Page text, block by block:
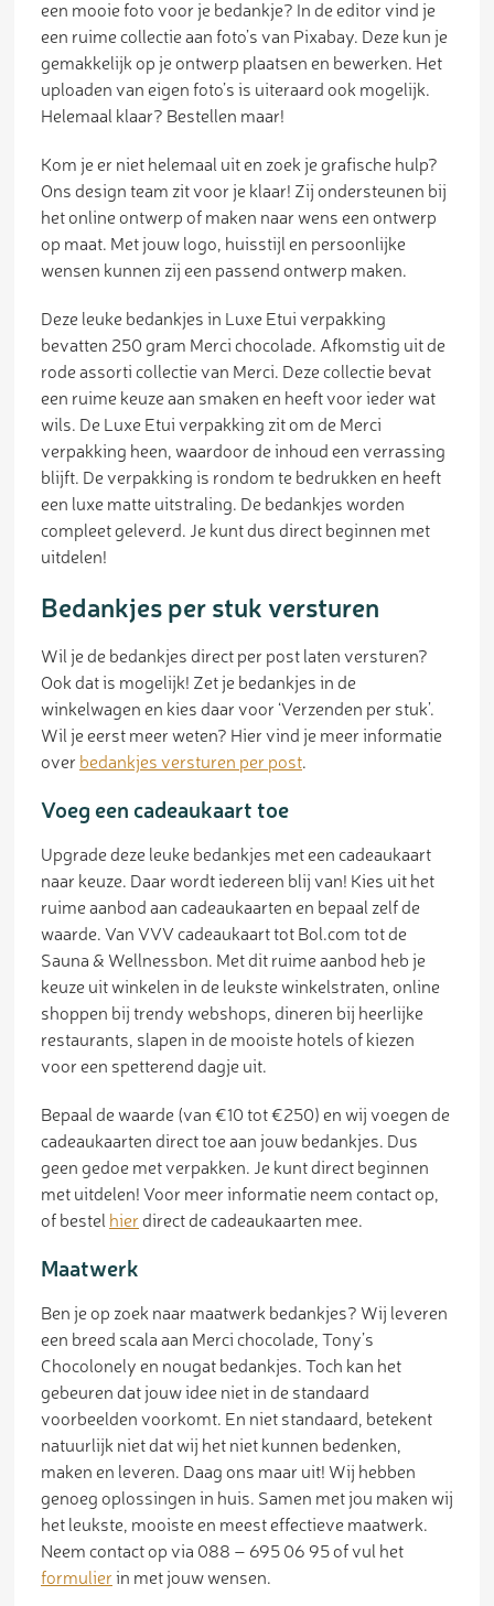
een mooie foto voor je bedankje? In de editor vind je
een ruime collectie aan foto’s van Pixabay. Deze kun je
gemakkelijk op je ontwerp plaatsen en bewerken. Het
uploaden van eigen foto’s is uiteraard ook mogelijk.
Helemaal klaar? Bestellen maar!
Kom je er niet helemaal uit en zoek je grafische hulp?
Ons design team zit voor je klaar! Zij ondersteunen bij
het online ontwerp of maken naar wens een ontwerp
op maat. Met jouw logo, huisstijl en persoonlijke
wensen kunnen zij een passend ontwerp maken.
Deze leuke bedankjes in Luxe Etui verpakking
bevatten 250 gram Merci chocolade. Afkomstig uit de
rode assorti collectie van Merci. Deze collectie bevat
een ruime keuze aan smaken en heeft voor ieder wat
wils. De Luxe Etui verpakking zit om de Merci
verpakking heen, waardoor de inhoud een verrassing
blijft. De verpakking is rondom te bedrukken en heeft
een luxe matte uitstraling. De bedankjes worden
compleet geleverd. Je kunt dus direct beginnen met
uitdelen!
Bedankjes per stuk versturen
Wil je de bedankjes direct per post laten versturen?
Ook dat is mogelijk! Zet je bedankjes in de
winkelwagen en kies daar voor ‘Verzenden per stuk’.
Wil je eerst meer weten? Hier vind je meer informatie
over bedankjes versturen per post.
Voeg een cadeaukaart toe
Upgrade deze leuke bedankjes met een cadeaukaart
naar keuze. Daar wordt iedereen blij van! Kies uit het
ruime aanbod aan cadeaukaarten en bepaal zelf de
waarde. Van VVV cadeaukaart tot Bol.com tot de
Sauna & Wellnessbon. Met dit ruime aanbod heb je
keuze uit winkelen in de leukste winkelstraten, online
shoppen bij trendy webshops, dineren bij heerlijke
restaurants, slapen in de mooiste hotels of kiezen
voor een spetterend dagje uit.
Bepaal de waarde (van €10 tot €250) en wij voegen de
cadeaukaarten direct toe aan jouw bedankjes. Dus
geen gedoe met verpakken. Je kunt direct beginnen
met uitdelen! Voor meer informatie neem contact op,
of bestel hierdirect de cadeaukaarten mee.
Maatwerk
Ben je op zoek naar maatwerk bedankjes? Wij leveren
een breed scala aan Merci chocolade, Tony’s
Chocolonely en nougat bedankjes. Toch kan het
gebeuren dat jouw idee niet in de standaard
voorbeelden voorkomt. En niet standaard, betekent
natuurlijk niet dat wij het niet kunnen bedenken,
maken en leveren. Daag ons maar uit! Wij hebben
genoeg oplossingen in huis. Samen met jou maken wij
het leukste, mooiste en meest effectieve maatwerk.
Neem contact op via 088 – 695 06 95 of vul het
formulierin met jouw wensen.